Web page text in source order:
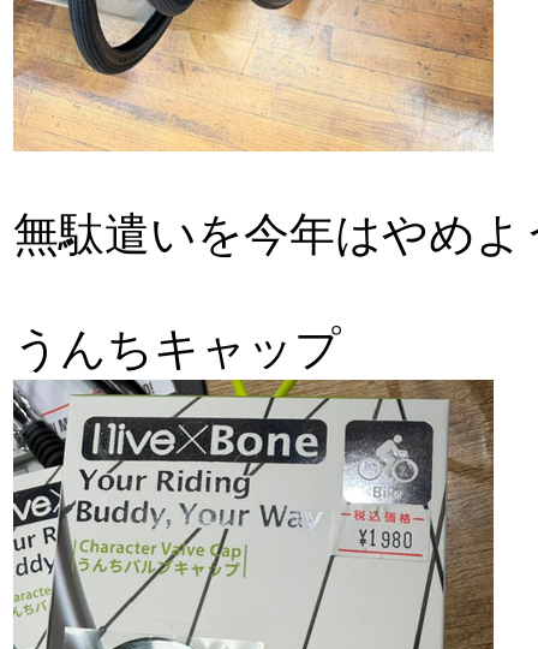
無駄遣いを今年はやめ
うんちキャップ